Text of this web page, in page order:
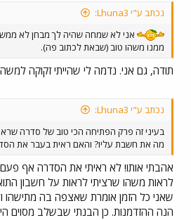
נכתב ע"י Lhuna3:
אני לא שמחה שהיה לך מבחן לא ממש
ממנו משהו טוב (שבאת לכתוב פה).
תודה, גם אני. נדמה לי שהייתי זקוקה
נכתב ע"י Lhuna3:
בעיני זה פרק הפתיחה הכי טוב של סדרה
מה את חשבת עליו? והאם ראית בעבר את
אהבתי אותו! לא ראיתי את הסדרה אף
לראות משהו שרציתי לראות על חשבון
שאני כל הזמן אומרת שאצפה בה מתישהו
הנה ההזדמנות. כן הבנתי שבשלב מסוים